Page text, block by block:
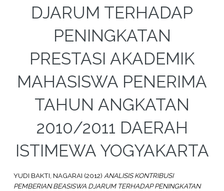
DJARUM TERHADAP
PENINGKATAN
PRESTASI AKADEMIK
MAHASISWA PENERIMA
TAHUN ANGKATAN
2010/2011 DAERAH
ISTIMEWA YOGYAKARTA
YUDI BAKTI, NAGARAI (2012) ANALISIS KONTRIBUSI
PEMBERIAN BEASISWA DJARUM TERHADAP PENINGKATAN